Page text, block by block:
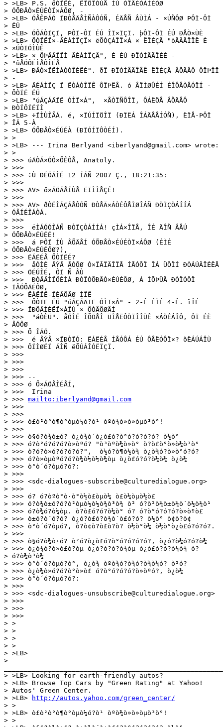
> >LB> P.S. õÒÏËÉ, ËÏÔÏÒÙÅ ÍÙ ÓÏÂÉÒÁÌÉÓØ
> ÓÕÐÅÒ×ÉÚÉÒÏ×ÁÔØ, -
> >LB> ÓÅÊÞÁÓ ÏÐÒÅÄÅÌÑÀÔÓÑ, ÉÄÅÑ ÂÙÌÁ - ×ÚÑÔØ ÞÔÏ-ÔÏ
> ÉÚ
> >LB> ÓÔÁÒÏÇÏ, ÞÔÏ-ÔÏ ÉÚ ÎÏ×ÏÇÏ. þÔÏ-ÔÏ ÉÚ ÐÅÒ×ÙÈ
> >LB> ÕÒÏËÏ×-ÄÉÁÌÏÇÏ× ëÕÒÇÁÎÏ×Á × ËÎÉÇÅ "òÅÂÅÎÏË É
> ×ÚÒÏÓÌÙÊ
> >LB> × ÕÞÅÂÎÏÍ ÄÉÁÌÏÇÅ", É ÉÚ ÐÏÓÌÅÄÎÉÈ -
> "ûÅÓÔÉÌÅÔÎÉÅ
> >LB> ÐÅÒ×ÏËÌÁÓÓÎÉËÉ". ðÏ ÐÏÓÌÅÄÎÅÊ ËÎÉÇÅ ÂÕÄÅÔ ÔÏÞÎÏ
> -
> >LB> ÄÉÁÌÏÇ Ï ËÒÁÓÎÏÊ ÔÏÞËÅ. ó ÂÏÌØÛÉÍ ÉÎÔÅÒÅÓÏÍ -
> ÕÒÏË ÉÚ
> >LB> "úÁÇÁÄÏË ÓÌÏ×Á",  ×ÅÒÏÑÔÎÏ, ÔÁËÖÅ ÂÕÄÅÔ
> ÐÒÏÔÏËÏÌ
> >LB> ÷ÏÌÙÎÃÁ. é, ×ÏÚÍÏÖÎÏ (ÐÏËÁ ÎÁÄÅÅÍÓÑ), ËÏÅ-ÞÔÏ
> ÎÁ 5-À
> >LB> ÓÕÐÅÒ×ÉÚÉÀ (ÐÏÓÍÏÔÒÉÍ).
> >
> >LB> --- Irina Berlyand <iberlyand@gmail.com> wrote:
> >
> >>> úÄÒÁ×ÓÔ×ÕÊÔÅ, Anatoly.
> >>>
> >>> ÷Ù ÐÉÓÁÌÉ 12 ÍÁÑ 2007 Ç., 18:21:35:
> >>>
> >>> AV> õ×ÁÖÁÅÍÙÅ ËÏÌÌÅÇÉ!
> >>>
> >>> AV> ðÒÉÌÁÇÁÅÔÓÑ ÐÒÅÄ×ÁÒÉÔÅÌØÎÁÑ ÐÒÏÇÒÁÍÍÁ
> ÓÅÍÉÎÁÒÁ.
> >>>
> >>>  ëÌÁÓÓÎÁÑ ÐÒÏÇÒÁÍÍÁ! çÌÁ×ÎÏÅ, ÎÉ ÄÎÑ ÂÅÚ
> ÓÕÐÅÒ×ÉÚÉÉ!
> >>>  á ÞÔÏ ÍÙ ÂÕÄÅÍ ÓÕÐÅÒ×ÉÚÉÒÏ×ÁÔØ (ÉÌÉ
> ÓÕÐÅÒ×ÉÚÉÔØ?),
> >>> ËÁËÉÅ ÕÒÏËÉ?
> >>>  åÓÌÉ ÅÝÅ ÅÓÔØ Ó×ÏÂÏÄÎÏÅ ÍÅÓÔÏ ÎÁ ÜÔÏÍ ÐÒÁÚÄÎÉËÅ
> >>> ÖÉÚÎÉ, ÔÏ Ñ ÂÙ
> >>>  ÐÒÅÄÌÏÖÉÌÁ ÐÒÏÓÕÐÅÒ×ÉÚÉÔØ, Á ÌÕÞÛÅ ÐÒÏÓÔÏ
> ÏÂÓÕÄÉÔØ,
> >>> ËÁËÏÊ-ÎÉÂÕÄØ ÍÏÊ
> >>>  ÕÒÏË ÉÚ "úÁÇÁÄÏË ÓÌÏ×Á" - 2-Ê ÉÌÉ 4-Ê. ïÎÉ
> >>> ÏÐÕÂÌÉËÏ×ÁÎÙ × ÔÒÅÔØÅÍ
> >>>  "áÒÈÜ". åÓÌÉ ÎÕÖÅÎ ÜÌÅËÔÒÏÎÎÙÊ ×ÁÒÉÁÎÔ, ÔÏ ÉÈ
> ÅÓÔØ
> >>> Õ ÎÁÓ.
> >>>  é ÅÝÅ ×ÏÐÒÏÓ: ËÁËÉÅ ÍÅÓÔÁ ÉÚ ÔÅËÓÔÏ×? õËÁÚÁÎÙ
> >>> ÔÏÌØËÏ ÄÌÑ ëÕÚÁÎÓËÏÇÏ.
> >>>
> >>>
> >>>
> >>> --
> >>> ó Õ×ÁÖÅÎÉÅÍ,
> >>>  Irina
> >>> mailto:iberlyand@gmail.com
> >>>
> >>>
> >>> ò£ò²ò°ò¶ò°òµò¼ó?ò¹ òºò¾ò»ò»òµò³ò°!
> >>>
> >>> ò§ó?ò¾ò±ó? ò¿ò¾ò´ò¿ò£ó?ò°ó?ó?ó?ó? ò½ò°
> >>> ó?ò°ó?ó?ó?ò»òºó? "ò³òºò¾ò»ò° ò?ò£ò°ò»ò¾ò³ò°
> >>> ò?ó?ò»ó?ó?ó?ó?",  ò½ó?ò¶ò½ò¾ ò¿ò¾ó?ò»ò°ó?ó?
> >>> ó?ò»òµòºó?ó?ò¾ò½ò½ò¾òµ ò¿ò£ó?ó?ò¼ò¾ ò¿ò¾
> >>> ò°ò´ó?òµó?ó?:
> >>>
> >>> <sdc-dialogues-subscribe@culturedialogue.org>
> >>>
> >>> ó? ó?òºò°ò·ò°ò½ò£òµò¼ ò£ò¼òµò½ò£
> >>> ó?ò¾ò±ó?ó?ò²òµò½ò½ò¾ò³ò¾ ò² ó?ò²ò¾ò±ò¾ò´ò½ò¾ò¹
> >>> ó?ò¾ó?ò¼òµ. ò?ò£ó?ó?ò¼ò° ó? ó?ò°ó?ó?ó?ò»òºò£
> >>> ò±ó?ò´ó?ó? ò¿ó?ò£ó?ò¾ò´ò£ó?ó? ò½ò° ò¢ò?ò¢
> >>> ò°ò´ó?òµó?, ò?ò¢ò?ò£ò?ò? ò½ò°ò¼ ò½ò°ò¿ò£ó?ó?ó?.
> >>>
> >>> ò§ó?ò¾ò±ó? ò²ó?ò¿ò£ó?ò°ó?ó?ó?ó?, ò¿ó?ò¾ó?ó?ò¾
> >>> ò¿ò¾ó?ò»ò£ó?òµ ò¿ó?ó?ó?ò¾òµ ò¿ò£ó?ó?ò¼ò¾ ó?
> ó?ò¾ò³ò¾
> >>> ò°ò´ó?òµó?ò°, ò¿ò¾ òºò¾ó?ò¾ó?ò¾ò¼ó? ò²ó?
> >>> ò¿ò¾ò»ó?ó?ò°ò»ò£ ó?ò°ó?ó?ó?ò»òºó?, ò¿ò¾
> >>> ò°ò´ó?òµó?ó?:
> >>>
> >>> <sdc-dialogues-unsubscribe@culturedialogue.org>
> >>>
> >>>
> >>>
> >
> >
> >
> >
> >LB>
>
> >LB> Looking for earth-friendly autos?
> >LB> Browse Top Cars by "Green Rating" at Yahoo!
> Autos' Green Center.
> >LB>
http://autos.yahoo.com/green_center/
> >
> >LB> ò£ò²ò°ò¶ò°òµò¼ó?ò¹ òºò¾ò»ò»òµò³ò°!
> >